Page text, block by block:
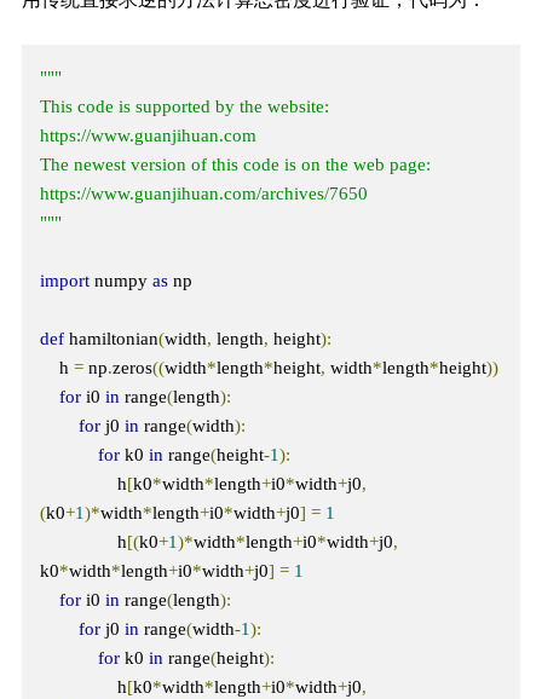
"""
This code is supported by the website:
https://www.guanjihuan.com
The newest version of this code is on the web page:
https://www.guanjihuan.com/archives/7650
"""
import numpy as np
def hamiltonian(width, length, height):
    h
= np.zeros((width*length*height, width*length*height))
for i0 in range(length):
for j0 in range(width):
for k0 in range(height-1):
                h
[k0*width*length+i0*width+j0,
(k0+1)*width*length+i0*width+j0] = 1
                h
[(k0+1)*width*length+i0*width+j0,
k0*width*length+i0*width+j0] = 1
for i0 in range(length):
for j0 in range(width-1):
for k0 in range(height):
                h
[k0*width*length+i0*width+j0,